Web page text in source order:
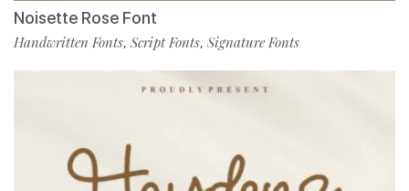
Noisette Rose Font
Handwritten Fonts, Script Fonts, Signature Fonts